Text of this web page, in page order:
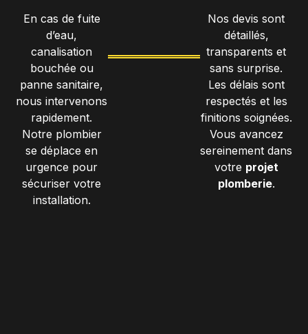
En cas de fuite
d’eau,
canalisation
bouchée ou
panne sanitaire,
nous intervenons
rapidement.
Notre plombier
se déplace en
urgence pour
sécuriser votre
installation.
Nos devis sont
détaillés,
transparents et
sans surprise.
Les délais sont
respectés et les
finitions soignées.
Vous avancez
sereinement dans
votre projet
plomberie.